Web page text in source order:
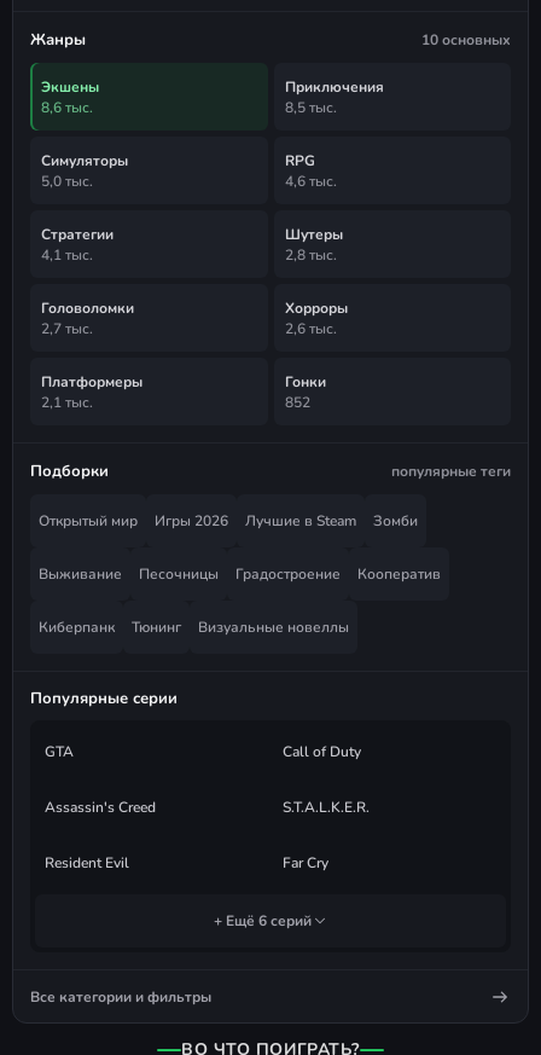
Жанры 10 основных
Экшены
8,6 тыс.
Приключения
8,5 тыс.
Симуляторы
5,0 тыс.
RPG
4,6 тыс.
Стратегии
4,1 тыс.
Шутеры
2,8 тыс.
Головоломки
2,7 тыс.
Хорроры
2,6 тыс.
Платформеры
2,1 тыс.
Гонки
852
Подборки популярные теги
Открытый мир Игры 2026 Лучшие в Steam Зомби
Выживание Песочницы Градостроение Кооператив
Киберпанк Тюнинг Визуальные новеллы
Популярные серии
GTA Call of Duty
Assassin's Creed S.T.A.L.K.E.R.
Resident Evil Far Cry
+ Ещё 6 серий
Все категории и фильтры
ВО ЧТО ПОИГРАТЬ?